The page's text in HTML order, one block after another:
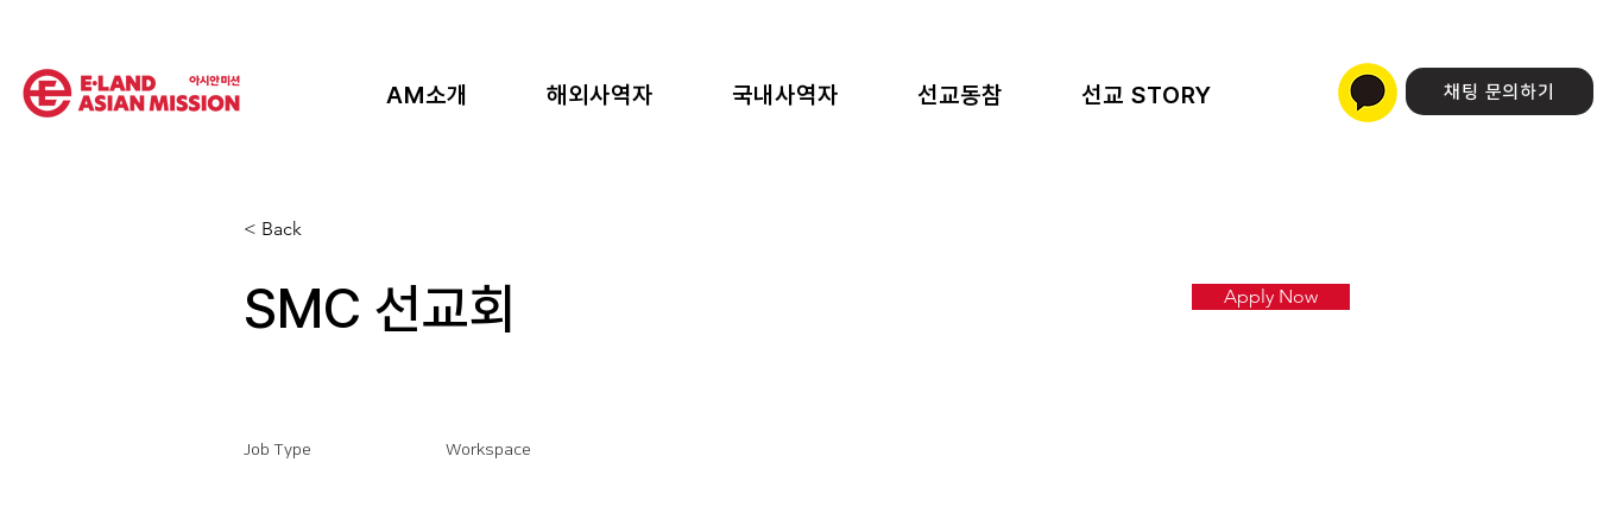
AM소개 해외사역자 국내사역자 선교동참 선교 STORY 채팅 문의하기
< Back
SMC 선교회 Apply Now
Job Type Workspace